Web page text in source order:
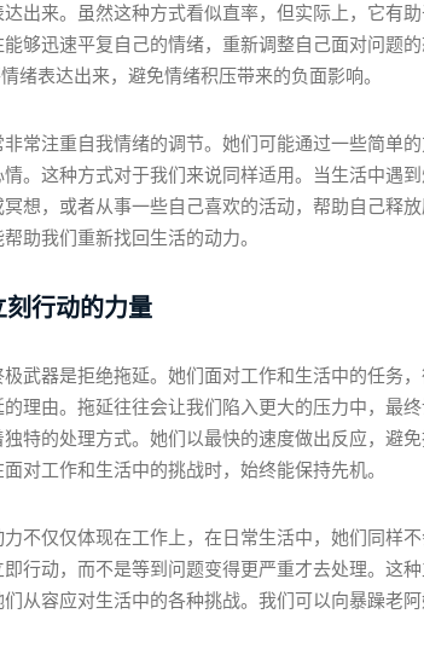
出来。虽然这种方式看似直率，但实际上，它有
够迅速平复自己的情绪，重新调整自己面对问题
绪表达出来，避免情绪积压带来的负面影响。
常注重自我情绪的调节。她们可能通过一些简单
。这种方式对于我们来说同样适用。当生活中遇
想，或者从事一些自己喜欢的活动，帮助自己释
助我们重新找回生活的动力。
行动的力量
武器是拒绝拖延。她们面对工作和生活中的任务
理由。拖延往往会让我们陷入更大的压力中，最
特的处理方式。她们以最快的速度做出反应，避
对工作和生活中的挑战时，始终能保持先机。
不仅仅体现在工作上，在日常生活中，她们同样
行动，而不是等到问题变得更严重才去处理。这
从容应对生活中的各种挑战。我们可以向暴躁老